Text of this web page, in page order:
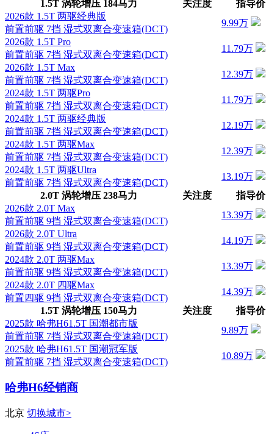
1.5T 涡轮增压 184马力
关注度 指导价
2026款 1.5T 两驱经典版
前置前驱 7挡 湿式双离合变速箱(DCT)
9.99万
2026款 1.5T Pro
前置前驱 7挡 湿式双离合变速箱(DCT)
11.79万
2026款 1.5T Max
前置前驱 7挡 湿式双离合变速箱(DCT)
12.39万
2024款 1.5T 两驱Pro
前置前驱 7挡 湿式双离合变速箱(DCT)
11.79万
2024款 1.5T 两驱经典版
前置前驱 7挡 湿式双离合变速箱(DCT)
12.19万
2024款 1.5T 两驱Max
前置前驱 7挡 湿式双离合变速箱(DCT)
12.39万
2024款 1.5T 两驱Ultra
前置前驱 7挡 湿式双离合变速箱(DCT)
13.19万
2.0T 涡轮增压 238马力
关注度 指导价
2026款 2.0T Max
前置前驱 9挡 湿式双离合变速箱(DCT)
13.39万
2026款 2.0T Ultra
前置前驱 9挡 湿式双离合变速箱(DCT)
14.19万
2024款 2.0T 两驱Max
前置前驱 9挡 湿式双离合变速箱(DCT)
13.39万
2024款 2.0T 四驱Max
前置四驱 9挡 湿式双离合变速箱(DCT)
14.39万
1.5T 涡轮增压 150马力
关注度 指导价
2025款 哈弗H61.5T 国潮都市版
前置前驱 7挡 湿式双离合变速箱(DCT)
9.89万
2025款 哈弗H61.5T 国潮冠军版
前置前驱 7挡 湿式双离合变速箱(DCT)
10.89万
哈弗H6经销商
北京 切换城市>